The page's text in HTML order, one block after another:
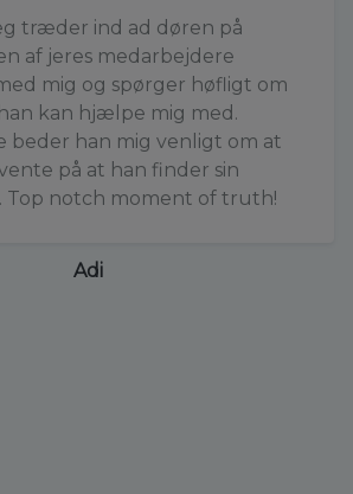
træder ind ad døren på
af jeres medarbejdere
mig og spørger høfligt om
kan hjælpe mig med.
beder han mig venligt om at
på at han finder sin
Top notch moment of truth!
Adi